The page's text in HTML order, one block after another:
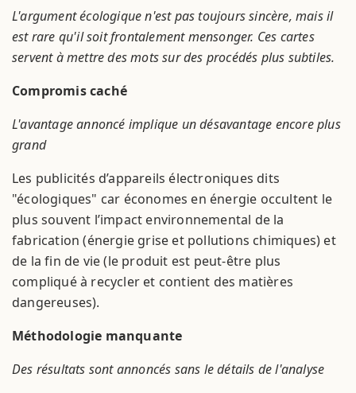
L'argument écologique n'est pas toujours sincère, mais il
est rare qu'il soit frontalement mensonger. Ces cartes
servent à mettre des mots sur des procédés plus subtiles.
Compromis caché
L'avantage annoncé implique un désavantage encore plus
grand
Les publicités d’appareils électroniques dits
"écologiques" car économes en énergie occultent le
plus souvent l’impact environnemental de la
fabrication (énergie grise et pollutions chimiques) et
de la fin de vie (le produit est peut-être plus
compliqué à recycler et contient des matières
dangereuses).
Méthodologie manquante
Des résultats sont annoncés sans le détails de l'analyse